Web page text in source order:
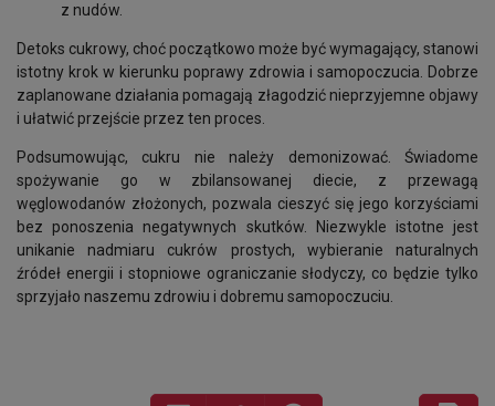
z nudów.
Detoks cukrowy, choć początkowo może być wymagający, stanowi
istotny krok w kierunku poprawy zdrowia i samopoczucia. Dobrze
zaplanowane działania pomagają złagodzić nieprzyjemne objawy
i ułatwić przejście przez ten proces.
Podsumowując, cukru nie należy demonizować. Świadome
spożywanie go w zbilansowanej diecie, z przewagą
węglowodanów złożonych, pozwala cieszyć się jego korzyściami
bez ponoszenia negatywnych skutków. Niezwykle istotne jest
unikanie nadmiaru cukrów prostych, wybieranie naturalnych
źródeł energii i stopniowe ograniczanie słodyczy, co będzie tylko
sprzyjało naszemu zdrowiu i dobremu samopoczuciu.